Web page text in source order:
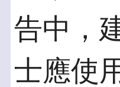
告中，
士應使